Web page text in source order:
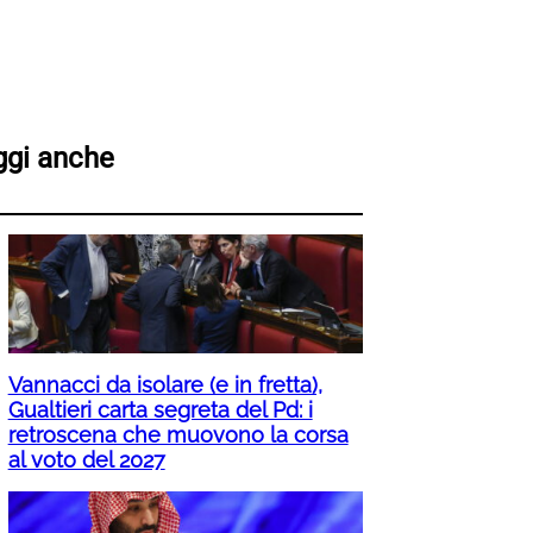
anche
Vannacci da isolare (e in fretta),
Gualtieri carta segreta del Pd: i
retroscena che muovono la corsa
al voto del 2027